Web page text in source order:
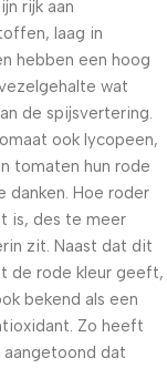
rijk aan
laag in
hebben een hoog
wat
de spijsvertering.
ook lycopeen,
tomaten hun rode
danken. Hoe roder
is, des te meer
zit. Naast dat dit
de rode kleur geeft,
bekend als een
Zo heeft
aangetoond dat